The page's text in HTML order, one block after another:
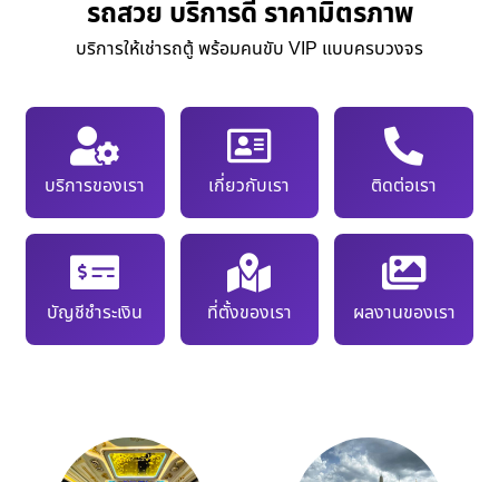
รถสวย บริการดี ราคามิตรภาพ
บริการให้เช่ารถตู้ พร้อมคนขับ VIP แบบครบวงจร
บริการของเรา เกี่ยวกับเรา ติดต่อเรา
บัญชีชำระเงิน ที่ตั้งของเรา ผลงานของเรา